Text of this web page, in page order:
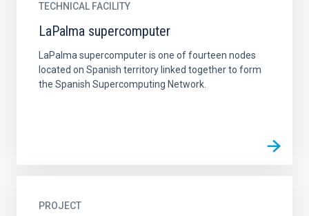
TECHNICAL FACILITY
LaPalma supercomputer
LaPalma supercomputer is one of fourteen nodes
located on Spanish territory linked together to form
the Spanish Supercomputing Network.
PROJECT